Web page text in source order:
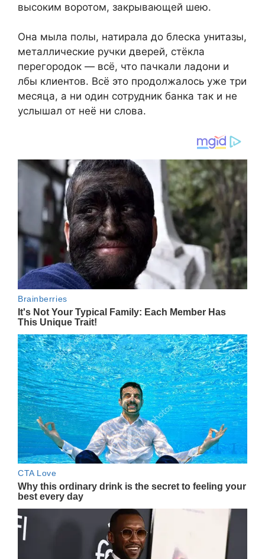
высоким воротом, закрывающей шею.
Она мыла полы, натирала до блеска унитазы,
металлические ручки дверей, стёкла
перегородок — всё, что пачкали ладони и
лбы клиентов. Всё это продолжалось уже три
месяца, а ни один сотрудник банка так и не
услышал от неё ни слова.